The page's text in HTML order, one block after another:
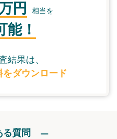
円 相当を
能！
結果は、
をダウンロード
る質問